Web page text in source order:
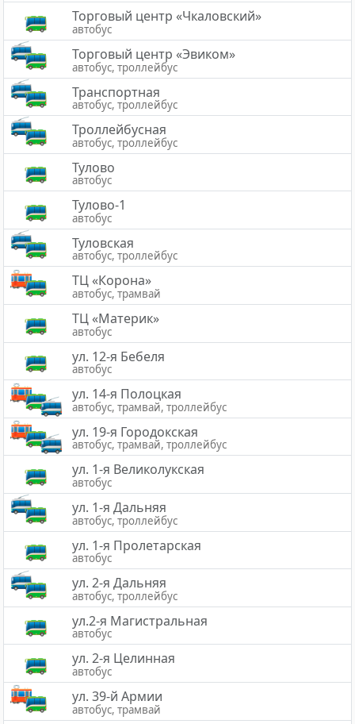
Торговый центр «Чкаловский»
автобус
Торговый центр «Эвиком»
автобус, троллейбус
Транспортная
автобус, троллейбус
Троллейбусная
автобус, троллейбус
Тулово
автобус
Тулово-1
автобус
Туловская
автобус, троллейбус
ТЦ «Корона»
автобус, трамвай
ТЦ «Материк»
автобус
ул. 12-я Бебеля
автобус
ул. 14-я Полоцкая
автобус, трамвай, троллейбус
ул. 19-я Городокская
автобус, трамвай, троллейбус
ул. 1-я Великолукская
автобус
ул. 1-я Дальняя
автобус, троллейбус
ул. 1-я Пролетарская
автобус
ул. 2-я Дальняя
автобус, троллейбус
ул.2-я Магистральная
автобус
ул. 2-я Целинная
автобус
ул. 39-й Армии
автобус, трамвай